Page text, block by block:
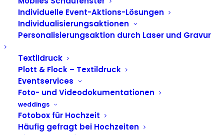
Individuelle Event-Aktions-Lösungen
Individualisierungsaktionen
Personalisierungsaktion durch Laser und Gravur
Textildruck
Plott & Flock – Textildruck
Eventservices
Foto- und Videodokumentationen
weddings
Fotobox für Hochzeit
Häufig gefragt bei Hochzeiten